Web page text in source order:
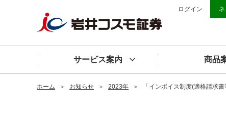
ログイン ネ
サービス案内 商品
ホーム ＞ お知らせ ＞ 2023年 ＞ 「インボイス制度(適格請求